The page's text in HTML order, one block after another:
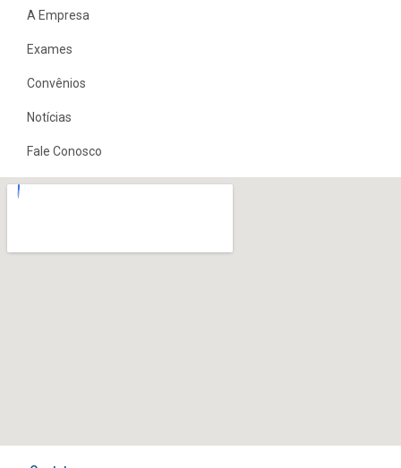
A Empresa
Exames
Convênios
Notícias
Fale Conosco